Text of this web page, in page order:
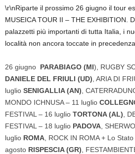
\r\nRiparte il prossimo 26 giugno il tour
MUSEICA TOUR II – THE EXHIBITION.
palazzetti più importanti di tutta Italia, i
località non ancora toccate in
26 giugno PARABIAGO (MI), RUGBY
DANIELE DEL FRIULI (UD) , ARIA DI
luglio SENIGALLIA (AN) ,
MONDO ICHNUSA – 11 luglio
FESTIVAL – 16 luglio TORTONA (AL) ,
FESTIVAL – 18 luglio PADOVA ,
luglio ROMA , ROCK IN ROMA + Lo
agosto RISPESCIA (GR) ,